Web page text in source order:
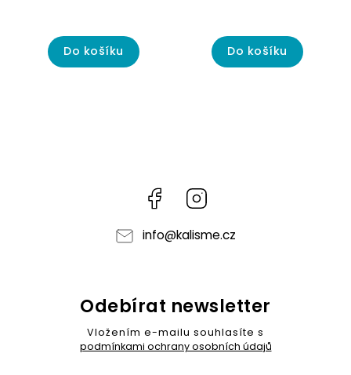
Do košíku Do košíku
Facebook
info@kalisme.cz
Odebírat newsletter
Vložením e-mailu souhlasíte s
podmínkami ochrany osobních údajů